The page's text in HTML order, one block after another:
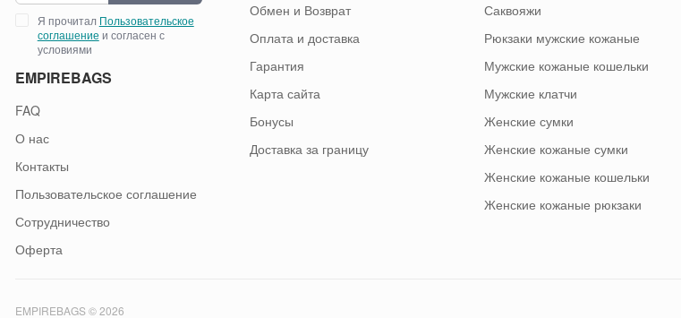
Я прочитал Пользовательское
соглашение и согласен с
условиями
EMPIREBAGS
FAQ
О нас
Контакты
Пользовательское соглашение
Сотрудничество
Оферта
Обмен и Возврат
Оплата и доставка
Гарантия
Карта сайта
Бонусы
Доставка за границу
Саквояжи
Рюкзаки мужские кожаные
Мужские кожаные кошельки
Мужские клатчи
Женские сумки
Женские кожаные сумки
Женские кожаные кошельки
Женские кожаные рюкзаки
EMPIREBAGS © 2026